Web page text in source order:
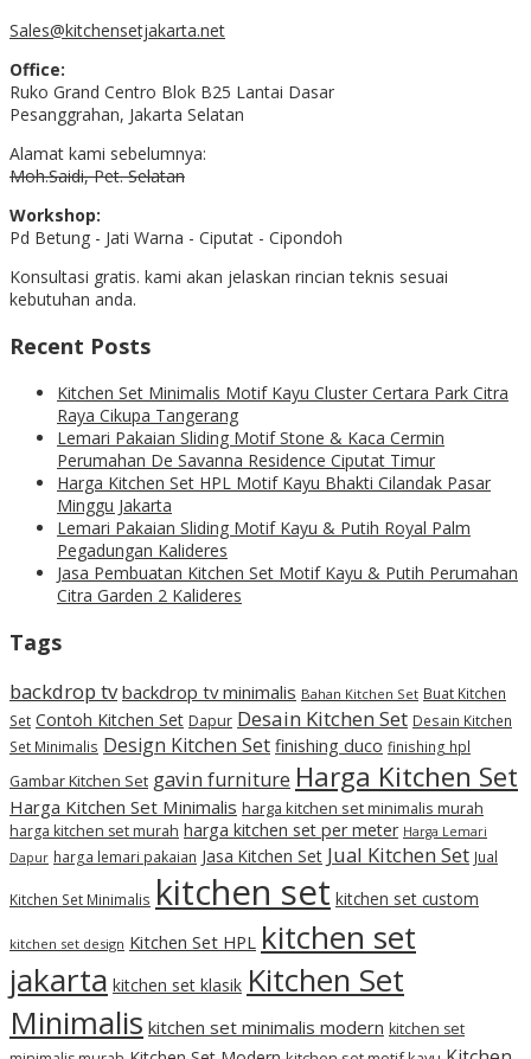
Sales@kitchensetjakarta.net
Office:
Ruko Grand Centro Blok B25 Lantai Dasar
Pesanggrahan, Jakarta Selatan
Alamat kami sebelumnya:
Moh.Saidi, Pet. Selatan
Workshop:
Pd Betung - Jati Warna - Ciputat - Cipondoh
Konsultasi gratis. kami akan jelaskan rincian teknis sesuai
kebutuhan anda.
Recent Posts
Kitchen Set Minimalis Motif Kayu Cluster Certara Park Citra
Raya Cikupa Tangerang
Lemari Pakaian Sliding Motif Stone & Kaca Cermin
Perumahan De Savanna Residence Ciputat Timur
Harga Kitchen Set HPL Motif Kayu Bhakti Cilandak Pasar
Minggu Jakarta
Lemari Pakaian Sliding Motif Kayu & Putih Royal Palm
Pegadungan Kalideres
Jasa Pembuatan Kitchen Set Motif Kayu & Putih Perumahan
Citra Garden 2 Kalideres
Tags
backdrop tv backdrop tv minimalis Bahan Kitchen Set Buat Kitchen
Set Contoh Kitchen Set Dapur Desain Kitchen Set Desain Kitchen
Set Minimalis Design Kitchen Set finishing duco finishing hpl
Gambar Kitchen Set gavin furniture Harga Kitchen Set
Harga Kitchen Set Minimalis harga kitchen set minimalis murah
harga kitchen set murah harga kitchen set per meter Harga Lemari
Dapur harga lemari pakaian Jasa Kitchen Set Jual Kitchen Set Jual
Kitchen Set Minimalis kitchen set kitchen set custom
kitchen set design Kitchen Set HPL kitchen set
jakarta kitchen set klasik Kitchen Set
Minimalis kitchen set minimalis modern kitchen set